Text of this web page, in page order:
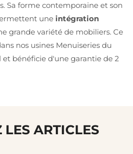
Sa forme contemporaine et son
une intégration
grande variété de mobiliers. Ce
nos usines Menuiseries du
et bénéficie d'une garantie de 2
LES ARTICLES